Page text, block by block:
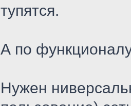
тупятся.
А по
Нужен